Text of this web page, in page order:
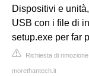
Dispositivi e
USB con i file di
setup.exe per far
Richiesta di
morethantech.it